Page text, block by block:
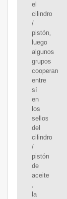
el
cilindro
/
pistón,
luego
algunos
grupos
cooperan
entre
sí
en
los
sellos
del
cilindro
/
pistón
de
aceite
,
la